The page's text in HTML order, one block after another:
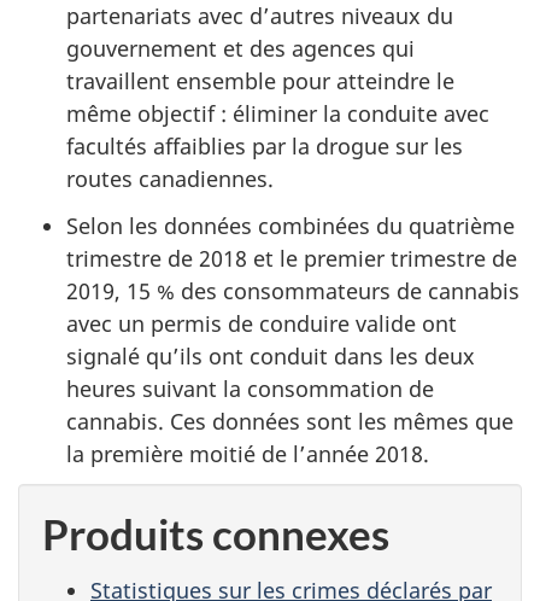
partenariats avec d’autres niveaux du
gouvernement et des agences qui
travaillent ensemble pour atteindre le
même objectif : éliminer la conduite avec
facultés affaiblies par la drogue sur les
routes canadiennes.
Selon les données combinées du quatrième
trimestre de 2018 et le premier trimestre de
2019, 15 % des consommateurs de cannabis
avec un permis de conduire valide ont
signalé qu’ils ont conduit dans les deux
heures suivant la consommation de
cannabis. Ces données sont les mêmes que
la première moitié de l’année 2018.
Produits connexes
Statistiques sur les crimes déclarés par